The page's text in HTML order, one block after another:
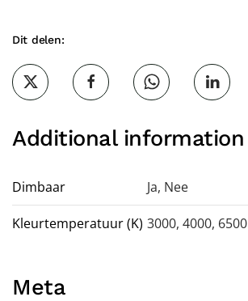
Dit delen:
Additional information
Dimbaar Ja, Nee
Kleurtemperatuur (K) 3000, 4000, 6500
Meta